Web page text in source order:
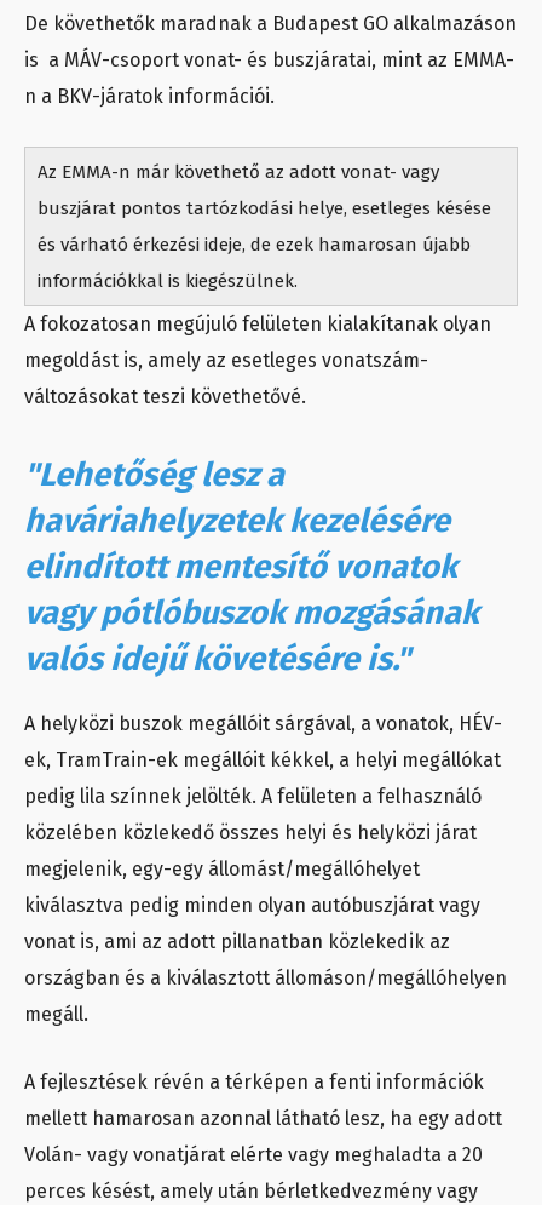
De követhetők maradnak a Budapest GO alkalmazáson
is a MÁV-csoport vonat- és buszjáratai, mint az EMMA-
n a BKV-járatok információi.
Az EMMA-n már követhető az adott vonat- vagy
buszjárat pontos tartózkodási helye, esetleges késése
és várható érkezési ideje, de ezek hamarosan újabb
információkkal is kiegészülnek.
A fokozatosan megújuló felületen kialakítanak olyan
megoldást is, amely az esetleges vonatszám-
változásokat teszi követhetővé.
"Lehetőség lesz a
haváriahelyzetek kezelésére
elindított mentesítő vonatok
vagy pótlóbuszok mozgásának
valós idejű követésére is."
A helyközi buszok megállóit sárgával, a vonatok, HÉV-
ek, TramTrain-ek megállóit kékkel, a helyi megállókat
pedig lila színnek jelölték. A felületen a felhasználó
közelében közlekedő összes helyi és helyközi járat
megjelenik, egy-egy állomást/megállóhelyet
kiválasztva pedig minden olyan autóbuszjárat vagy
vonat is, ami az adott pillanatban közlekedik az
országban és a kiválasztott állomáson/megállóhelyen
megáll.
A fejlesztések révén a térképen a fenti információk
mellett hamarosan azonnal látható lesz, ha egy adott
Volán- vagy vonatjárat elérte vagy meghaladta a 20
perces késést, amely után bérletkedvezmény vagy